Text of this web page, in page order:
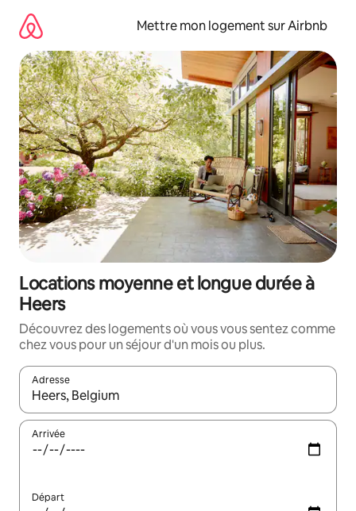
directement
contenu
Mettre mon logement sur Airbnb
Locations moyenne et longue durée à
Heers
Découvrez des logements où vous vous sentez comme
chez vous pour un séjour d'un mois ou plus.
Adresse
Lorsque les résultats s'affichent, utilisez les flèches vers le
Arrivée
Départ